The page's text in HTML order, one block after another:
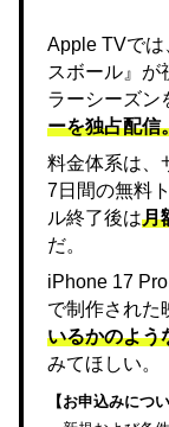
Apple TVでは
スボール』が
ラーシーズン
ーを独占配信
料金体系は、
7日間の無料
ル終了後は月
だ。
iPhone 17
で制作された
いるかのよう
みてほしい。
【お申込みにつ